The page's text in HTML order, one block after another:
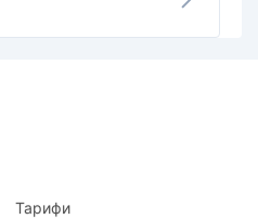
Тарифи